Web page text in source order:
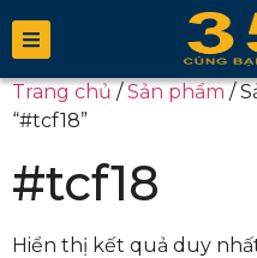
Trang chủ/Sản phẩm/
“#tcf18”
#tcf18
Hiển thị kết quả duy